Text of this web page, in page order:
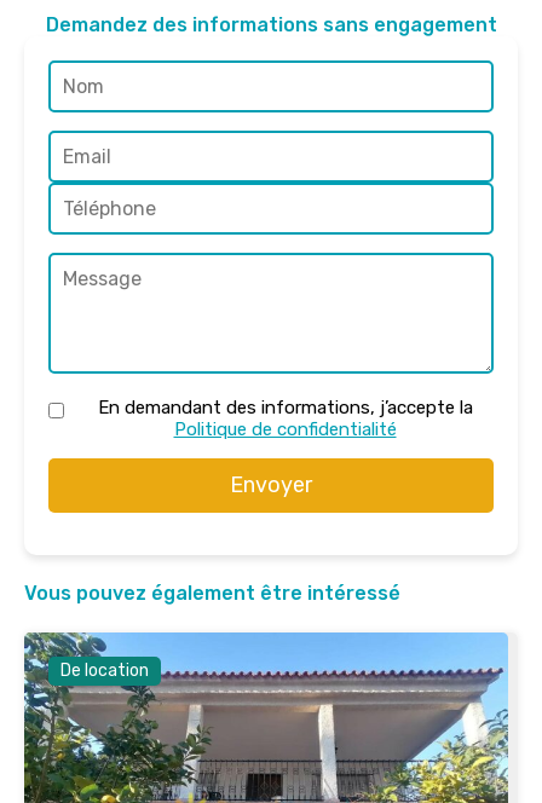
Demandez des informations sans engagement
En demandant des informations, j’accepte la
Politique de confidentialité
Envoyer
Vous pouvez également être intéressé
De location